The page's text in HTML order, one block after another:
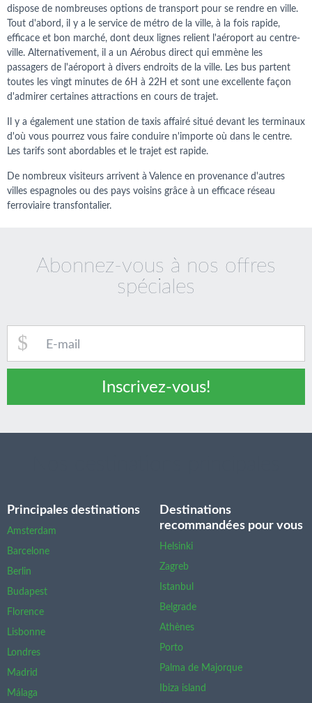
dispose de nombreuses options de transport pour se rendre en ville.
Tout d'abord, il y a le service de métro de la ville, à la fois rapide,
efficace et bon marché, dont deux lignes relient l'aéroport au centre-
ville. Alternativement, il a un Aérobus direct qui emmène les
passagers de l'aéroport à divers endroits de la ville. Les bus partent
toutes les vingt minutes de 6H à 22H et sont une excellente façon
d'admirer certaines attractions en cours de trajet.
Il y a également une station de taxis affairé situé devant les terminaux
d'où vous pourrez vous faire conduire n'importe où dans le centre.
Les tarifs sont abordables et le trajet est rapide.
De nombreux visiteurs arrivent à Valence en provenance d'autres
villes espagnoles ou des pays voisins grâce à un efficace réseau
ferroviaire transfontalier.
Abonnez-vous à nos offres
spéciales
Inscrivez-vous!
Principales destinations
Amsterdam
Barcelone
Berlin
Budapest
Florence
Lisbonne
Londres
Madrid
Málaga
Destinations
recommandées pour vous
Helsinki
Zagreb
Istanbul
Belgrade
Athènes
Porto
Palma de Majorque
Ibiza island